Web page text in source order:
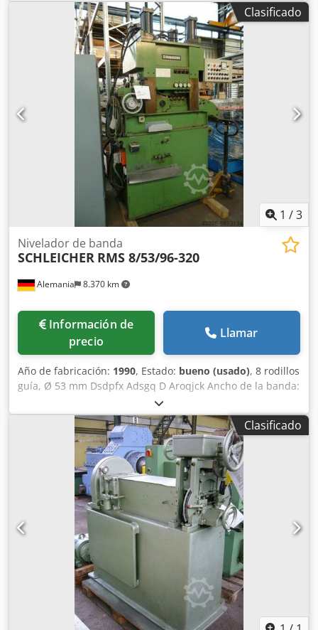
Clasificado
1 /3
Alemania 8.370 km
Nivelador de banda
SCHLEICHER RMS 8/53/96-320
Información de
precio
Llamar
Año de fabricación: 1990, Estado: bueno (usado), 8 rodillos
guía, Ø 53 mm Dsdpfx Adsgq D Aroqjck Ancho de la banda:
50 - 320 mm Grosor de la banda: 0,4 - 3 mm
Clasificado